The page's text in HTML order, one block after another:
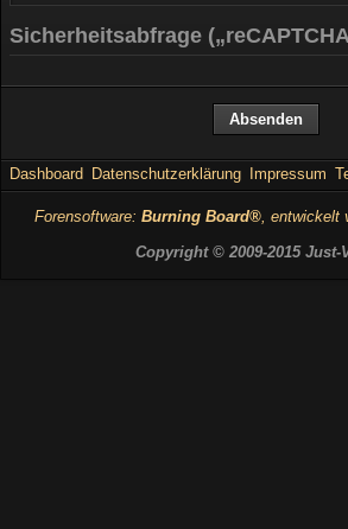
Sicherheitsabfrage
Dashboard Datenschutzerklärung Impressum
Forensoftware: Burning Board®, entwickelt
Copyright © 2009-2015 Just-